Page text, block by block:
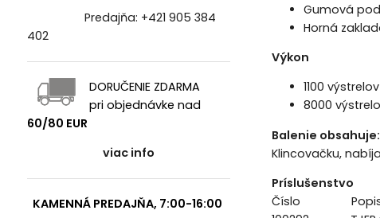
Predajňa: +421 905 384
402
DORUČENIE ZDARMA
pri objednávke nad
60/80 EUR
viac info
KAMENNÁ PREDAJŇA, 7:00-16:00
Gumová
Horná
Výkon
1100
8000
Balenie obsahuje:
Klincovačku,
Príslušenstvo
Číslo